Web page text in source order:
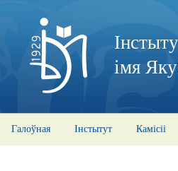
імя
Галоўная Інстытут Камісіі